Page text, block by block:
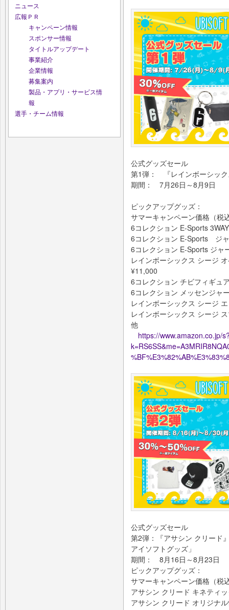
ニュース
広報ＰＲ
キャンペーン情報
スポンサー情報
タイトルアップデート
事業紹介
企業情報
募集案内
製品・アプリ・サービス情
報
選手・チーム情報
公式グッズセール
第1弾： 『レインボーシック
期間： 7月26日～8月9日
ピックアップグッズ：
サマーキャンペーン価格（税
6コレクション E-Sports
6コレクション E-Sports ジ
6コレクション E-Sports ジャ
レインボーシックス シージ
¥11,000
6コレクション チビフィギュ
6コレクション メッセンジャ
レインボーシックス シージ
レインボーシックス シージ
他
https://www.amazon.co.jp/
公式グッズセール
第2弾：『アサシン クリード
アイソフトグッズ」
期間： 8月16日～8月23日
ピックアップグッズ：
サマーキャンペーン価格（税
アサシン クリード キネティ
アサシン クリード オリジナ